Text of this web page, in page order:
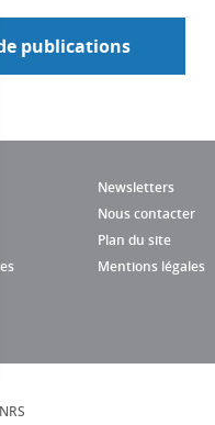
publications
Newsletters
Nous contacter
Plan du site
Mentions légales